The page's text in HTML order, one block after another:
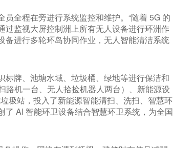
全程在旁进行系统监控和维护。“随着 5G 的
监视大屏控制洲上所有无人设备进行环洲作
进行多轮环岛协同作业，无人智能清洁系统
牌、池塘水域、垃圾桶、绿地等进行保洁和
路机一台、无人拾捡机器人两台）、新能源设
圾站，投入了新能源智能清扫、洗扫、智慧环
AI 智能环卫设备结合智慧环卫系统，为全国